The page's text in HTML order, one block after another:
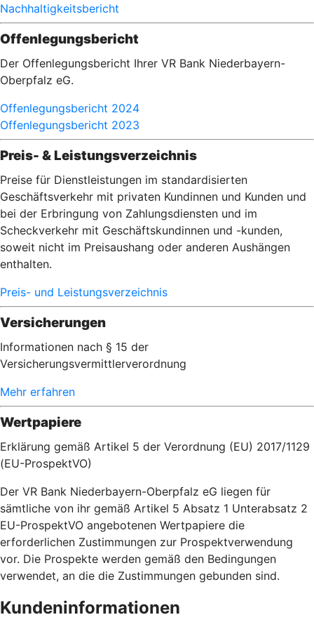
Nachhaltigkeitsbericht
Offenlegungsbericht
Der Offenlegungsbericht Ihrer VR Bank Niederbayern-
Oberpfalz eG.
Offenlegungsbericht 2024
Offenlegungsbericht 2023
Preis- & Leistungsverzeichnis
Preise für Dienstleistungen im standardisierten
Geschäftsverkehr mit privaten Kundinnen und Kunden und
bei der Erbringung von Zahlungsdiensten und im
Scheckverkehr mit Geschäftskundinnen und -kunden,
soweit nicht im Preisaushang oder anderen Aushängen
enthalten.
Preis- und Leistungsverzeichnis
Versicherungen
Informationen nach § 15 der
Versicherungsvermittlerverordnung
Mehr erfahren
Wertpapiere
Erklärung gemäß Artikel 5 der Verordnung (EU) 2017/1129
(EU-ProspektVO)
Der VR Bank Niederbayern-Oberpfalz eG liegen für
sämtliche von ihr gemäß Artikel 5 Absatz 1 Unterabsatz 2
EU-ProspektVO angebotenen Wertpapiere die
erforderlichen Zustimmungen zur Prospektverwendung
vor. Die Prospekte werden gemäß den Bedingungen
verwendet, an die die Zustimmungen gebunden sind.
Kundeninformationen